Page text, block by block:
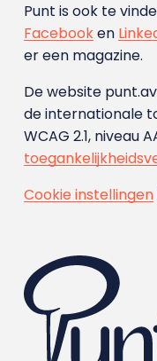
Punt is ook te
Facebooken
er een magazine.
De website
de internationale
WCAG 2.1, niveau
Cookie instellingen